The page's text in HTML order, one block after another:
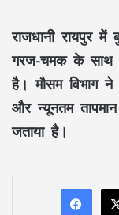
राजधानी रायपुर
गरज-चमक के साथ
है। मौसम विभाग
और न्यूनतम
जताया है।